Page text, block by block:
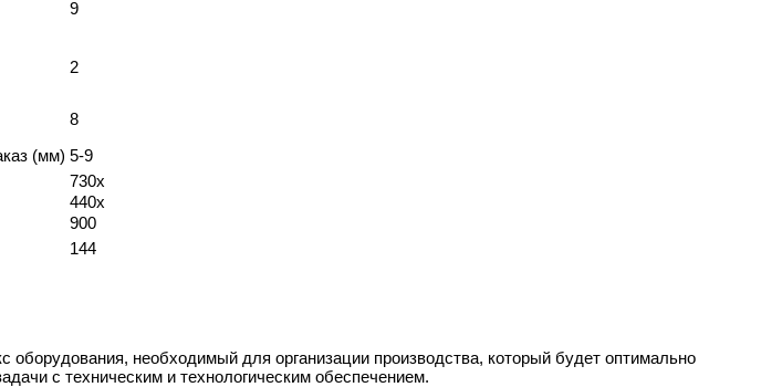
9
2
8
(мм) 5-9
730x
440x
900
144
оборудования, необходимый для организации производства, который будет оптимально
с техническим и технологическим обеспечением.